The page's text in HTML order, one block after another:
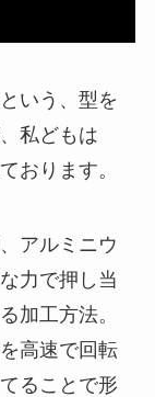
いう、型を
私どもは
おります。
アルミニウ
力で押し当
加工方法。
高速で回転
ることで形